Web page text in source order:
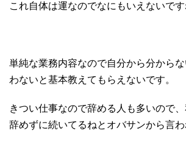
これ自体は運なのでなにもいえないです
単純な業務内容なので自分から分から
わないと基本教えてもらえないです。
きつい仕事なので辞める人も多いので
辞めずに続いてるねとオバサンから言わ